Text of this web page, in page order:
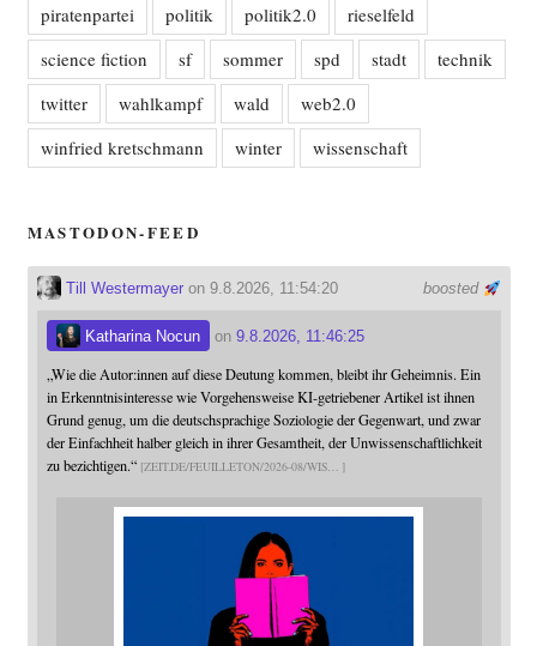
piratenpartei
politik politik2.0
rieselfeld
science fiction
sf sommer spd stadt
technik
twitter
wahlkampf wald
web2.0
winfried kretschmann
winter wissenschaft
MASTODON-FEED
boosted
Till Westermayeron 9.8.2026, 11:54:20
Katharina Nocun on 9.8.2026, 11:46:25
„Wie die Autor:innen auf diese Deutung kommen, bleibt ihr Geheimnis. Ein
in Erkenntnisinteresse wie Vorgehensweise KI-getriebener Artikel ist ihnen
Grund genug, um die deutschsprachige Soziologie der Gegenwart, und zwar
der Einfachheit halber gleich in ihrer Gesamtheit, der Unwissenschaftlichkeit
zu bezichtigen.“ ZEIT.DE/FEUILLETON/2026-08/WIS